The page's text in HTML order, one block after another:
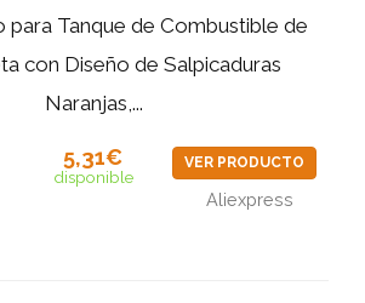
para Tanque de Combustible de
con Diseño de Salpicaduras
Naranjas,...
5,31€
disponible
VER PRODUCTO
Aliexpress